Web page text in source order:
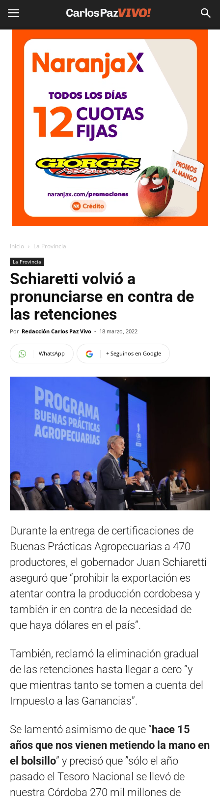
Inicio La Provincia
La Provincia
Schiaretti volvió a
pronunciarse en contra de
las retenciones
Por Redacción Carlos Paz Vivo - 18 marzo, 2022
WhatsApp + Seguinos en Google
Durante la entrega de certificaciones de
Buenas Prácticas Agropecuarias a 470
productores, el gobernador Juan Schiaretti
aseguró que “prohibir la exportación es
atentar contra la producción cordobesa y
también ir en contra de la necesidad de
que haya dólares en el país”.
También, reclamó la eliminación gradual
de las retenciones hasta llegar a cero “y
que mientras tanto se tomen a cuenta del
Impuesto a las Ganancias”.
Se lamentó asimismo de que “ hace 15
años que nos vienen metiendo la mano en
el bolsillo” y precisó que ”sólo el año
pasado el Tesoro Nacional se llevó de
nuestra Córdoba 270 mil millones de